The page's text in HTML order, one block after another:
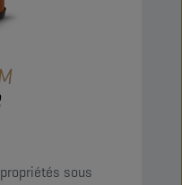
sous